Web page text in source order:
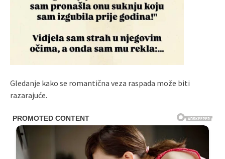
Gledanje kako se romantična veza raspada može biti
razarajuće.